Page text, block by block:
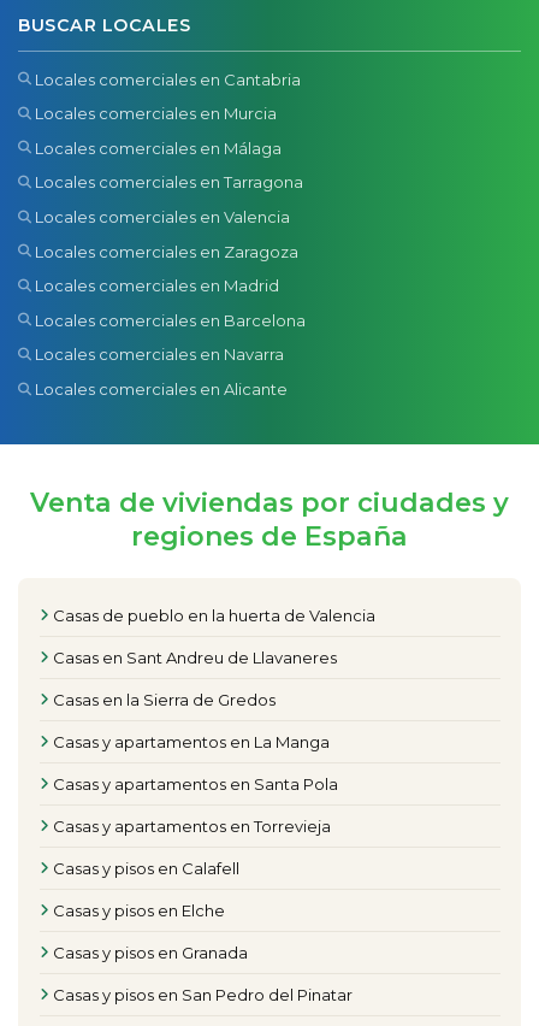
BUSCAR LOCALES
Locales comerciales en Cantabria
Locales comerciales en Murcia
Locales comerciales en Málaga
Locales comerciales en Tarragona
Locales comerciales en Valencia
Locales comerciales en Zaragoza
Locales comerciales en Madrid
Locales comerciales en Barcelona
Locales comerciales en Navarra
Locales comerciales en Alicante
Venta de viviendas por ciudades y
regiones de España
Casas de pueblo en la huerta de Valencia
Casas en Sant Andreu de Llavaneres
Casas en la Sierra de Gredos
Casas y apartamentos en La Manga
Casas y apartamentos en Santa Pola
Casas y apartamentos en Torrevieja
Casas y pisos en Calafell
Casas y pisos en Elche
Casas y pisos en Granada
Casas y pisos en San Pedro del Pinatar